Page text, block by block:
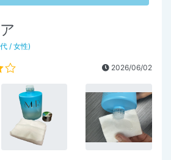
/ 女性)
2026/06/02